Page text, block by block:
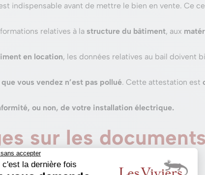
indispensable avant de mettre le bien en vente. Ce
relatives à la structure du bâtiment, aux
en location, les données relatives au bail doivent
vous vendez n’est pas pollué. Cette attestation est
ou non, de votre installation électrique.
sur les
en vente